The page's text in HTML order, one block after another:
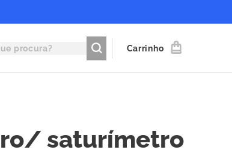
Carrinho
saturímetro